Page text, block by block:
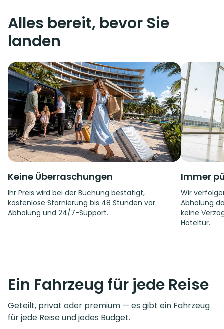
Alles bereit, bevor Sie
landen
Keine Überraschungen
Ihr Preis wird bei der Buchung bestätigt,
kostenlose Stornierung bis 48 Stunden vor
Abholung und 24/7-Support.
Immer
Wir
Abholung
keine
Hoteltür.
Ein Fahrzeug für jede Reise
Geteilt, privat oder premium — es gibt ein Fahrzeug
für jede Reise und jedes Budget.